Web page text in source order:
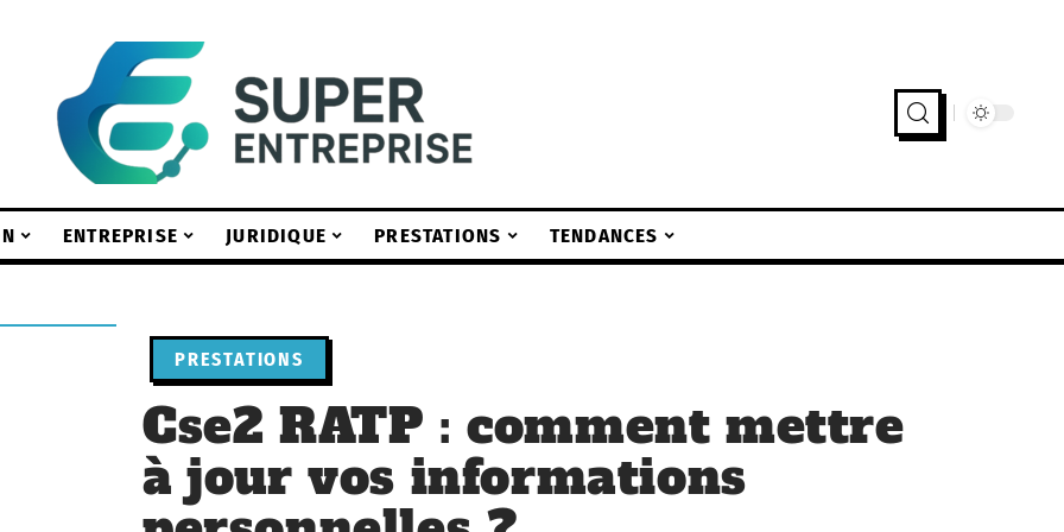
ENTREPRISE JURIDIQUE PRESTATIONS TENDANCES
PRESTATIONS
Cse2 RATP : comment mettre
à jour vos informations